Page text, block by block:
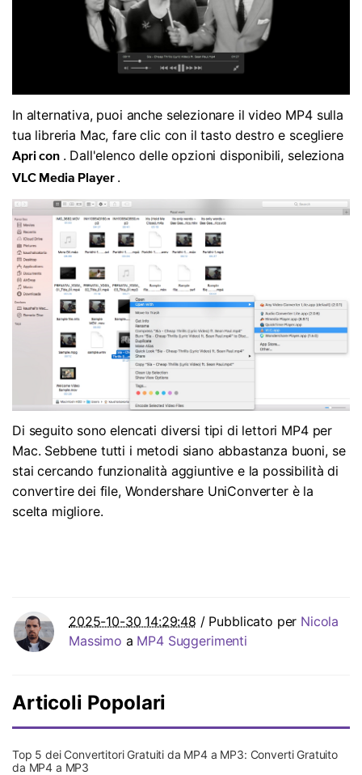
In alternativa, puoi anche selezionare il video MP4 sulla
tua libreria Mac, fare clic con il tasto destro e scegliere
Apri con . Dall'elenco delle opzioni disponibili, seleziona
VLC Media Player .
Di seguito sono elencati diversi tipi di lettori MP4 per
Mac. Sebbene tutti i metodi siano abbastanza buoni, se
stai cercando funzionalità aggiuntive e la possibilità di
convertire dei file, Wondershare UniConverter è la
scelta migliore.
2025-10-30 14:29:48 / Pubblicato per Nicola
Massimo a MP4 Suggerimenti
Articoli Popolari
Top 5 dei Convertitori Gratuiti da MP4 a MP3: Converti Gratuito
da MP4 a MP3